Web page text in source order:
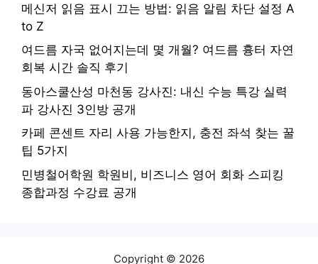
메신저 읽음 표시 끄는 방법: 읽음 알림 차단 설정 A
to Z
여드름 자국 없어지는데 몇 개월? 여드름 흉터 자연
회복 시간 솔직 후기
동아스쿨산성 마천동 강사진: 내신 수능 특강 실력
파 강사진 3인방 공개
카페 콘센트 자리 사용 가능한지, 충전 좌석 찾는 꿀
팁 5가지
민병철어학원 학원비, 비즈니스 영어 회화 스피킹
종합과정 수강료 공개
Copyright © 2026